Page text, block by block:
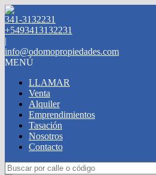
341-3132231
+5493413132231
|
info@odomopropiedades.com
MENÚ
LLAMAR
Venta
Alquiler
Emprendimientos
Tasación
Nosotros
Contacto